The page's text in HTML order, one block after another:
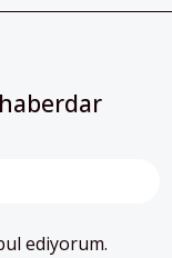
ediyorum.